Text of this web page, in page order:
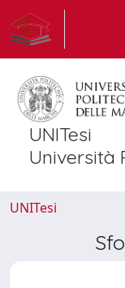
UNITesi
Università
UNITesi